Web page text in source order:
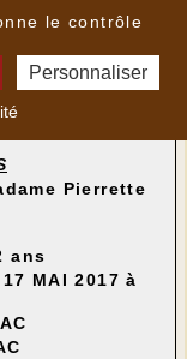
Pierrette
ans
MAI 2017 à
le contrôle
Personnaliser